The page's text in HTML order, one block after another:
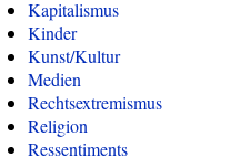
Kapitalismus
Kinder
Kunst/Kultur
Medien
Rechtsextremismus
Religion
Ressentiments